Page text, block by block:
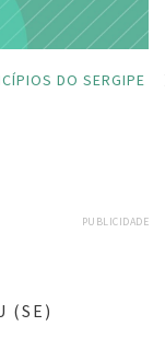
DO SERGIPE
PUBLICIDADE
(SE)